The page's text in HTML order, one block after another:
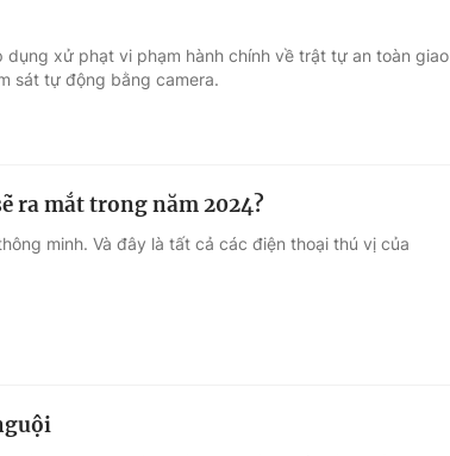
cuộc sống
dụng xử phạt vi phạm hành chính về trật tự an toàn giao
sát tự động bằng camera.
ra mắt trong năm 2024?
minh. Và đây là tất cả các điện thoại thú vị của